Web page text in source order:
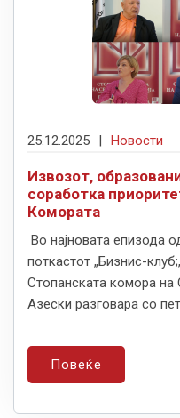
25.12.2025 | Новости
Извозот,
соработка
Комората
Во најновата епизода
поткастот „Бизнис-
Стопанската комора на
Азески разговара со
Повеќе